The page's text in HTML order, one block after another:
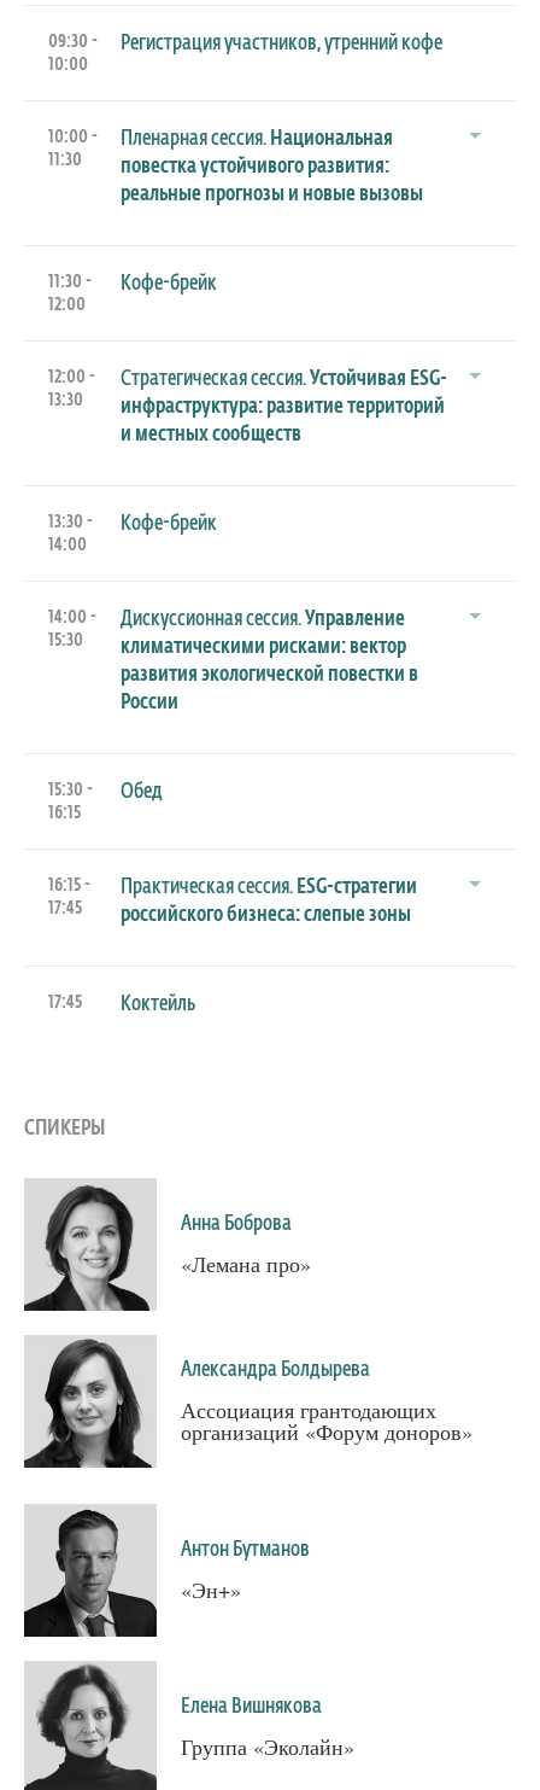
09:30 -
10:00
Регистрация участников, утренний кофе
10:00 -
11:30
Пленарная сессия. Национальная
повестка устойчивого развития:
реальные прогнозы и новые вызовы
11:30 -
12:00
Кофе-брейк
12:00 -
13:30
Стратегическая сессия.Устойчивая ESG-
инфраструктура: развитие территорий
и местных сообществ
13:30 -
14:00
Кофе-брейк
14:00 -
15:30
Дискуссионная сессия.Управление
климатическими рисками: вектор
развития экологической повестки в
России
15:30 -
16:15
Обед
16:15 -
17:45
Практическая сессия. ESG-стратегии
российского бизнеса: слепые зоны
17:45 Коктейль
СПИКЕРЫ
Анна Боброва
«Лемана про»
Александра Болдырева
Ассоциация грантодающих
организаций «Форум доноров»
Антон Бутманов
«Эн+»
Елена Вишнякова
Группа «Эколайн»